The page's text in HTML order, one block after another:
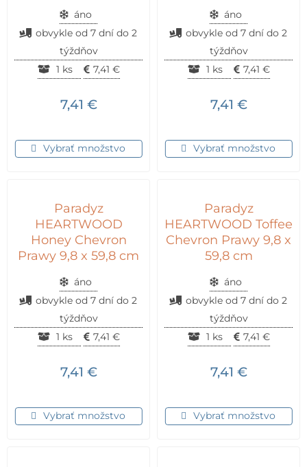
áno
obvykle od 7 dní do 2
týždňov
1 ks
7,41 €
7,41 €
Vybrať množstvo
áno
obvykle od 7 dní do 2
týždňov
1 ks
7,41 €
7,41 €
Vybrať množstvo
Paradyz
HEARTWOOD
Honey Chevron
Prawy 9,8 x 59,8 cm
áno
obvykle od 7 dní do 2
týždňov
1 ks
7,41 €
7,41 €
Vybrať množstvo
Paradyz
HEARTWOOD Toffee
Chevron Prawy 9,8 x
59,8 cm
áno
obvykle od 7 dní do 2
týždňov
1 ks
7,41 €
7,41 €
Vybrať množstvo